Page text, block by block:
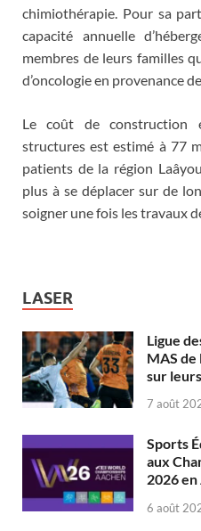
chimiothérapie. Pour sa
capacité annuelle
membres de leurs familles
d’oncologie en provenance
Le coût de construction
structures est estimé à 77
patients de la région
plus à se déplacer sur de
soigner une fois les travaux
LASER
Ligue
MAS de
sur
7 août
Sports
aux
2026 en
6 août